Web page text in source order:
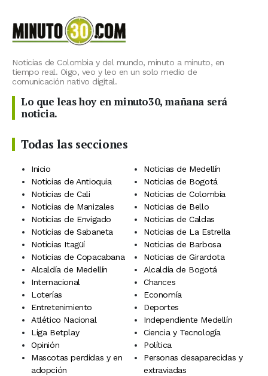
Noticias de Colombia y del mundo, minuto a minuto, en
tiempo real. Oigo, veo y leo en un solo medio de
comunicación nativo digital.
Lo que leas hoy en minuto30, mañana será
noticia.
Todas las secciones
Inicio
Noticias de Medellín
Noticias de Antioquia
Noticias de Bogotá
Noticias de Cali
Noticias de Colombia
Noticias de Manizales
Noticias de Bello
Noticias de Envigado
Noticias de Caldas
Noticias de Sabaneta
Noticias de La Estrella
Noticias Itagüí
Noticias de Barbosa
Noticias de Copacabana
Noticias de Girardota
Alcaldía de Medellín
Alcaldía de Bogotá
Internacional
Chances
Loterías
Economía
Entretenimiento
Deportes
Atlético Nacional
Independiente Medellín
Liga Betplay
Ciencia y Tecnología
Opinión
Política
Mascotas perdidas y en
adopción
Personas desaparecidas y
extraviadas